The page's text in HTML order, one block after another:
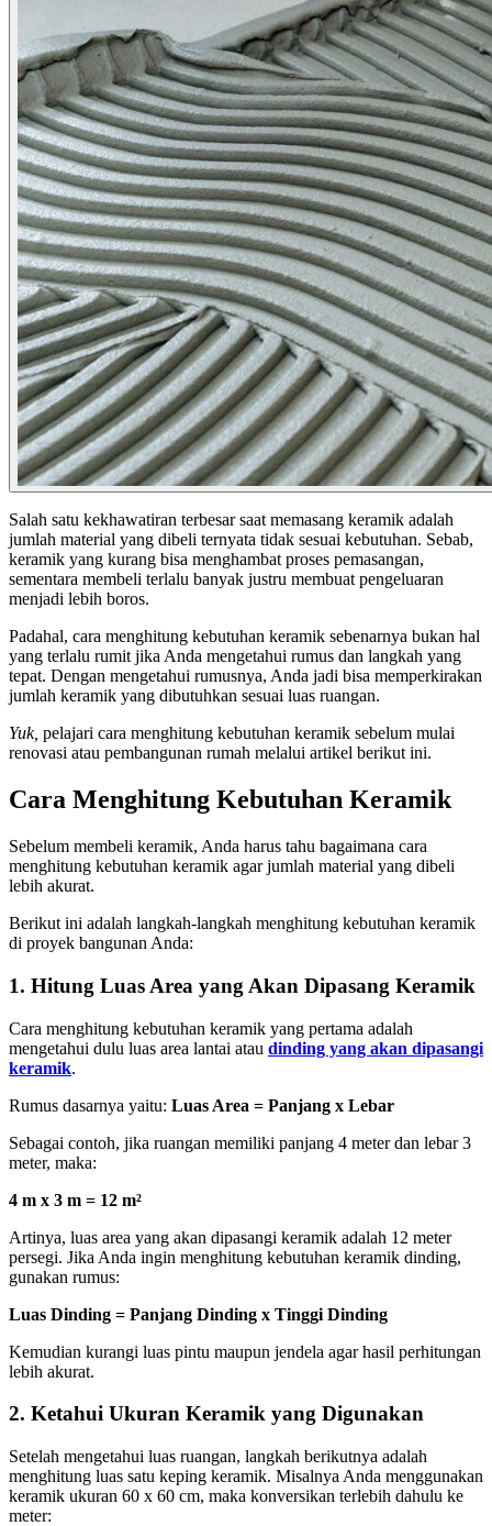
Salah satu kekhawatiran terbesar saat memasang keramik adalah
jumlah material yang dibeli ternyata tidak sesuai kebutuhan. Sebab,
keramik yang kurang bisa menghambat proses pemasangan,
sementara membeli terlalu banyak justru membuat pengeluaran
menjadi lebih boros.
Padahal, cara menghitung kebutuhan keramik sebenarnya bukan hal
yang terlalu rumit jika Anda mengetahui rumus dan langkah yang
tepat. Dengan mengetahui rumusnya, Anda jadi bisa memperkirakan
jumlah keramik yang dibutuhkan sesuai luas ruangan.
Yuk, pelajari cara menghitung kebutuhan keramik sebelum mulai
renovasi atau pembangunan rumah melalui artikel berikut ini.
Cara Menghitung Kebutuhan Keramik
Sebelum membeli keramik, Anda harus tahu bagaimana cara
menghitung kebutuhan keramik agar jumlah material yang dibeli
lebih akurat.
Berikut ini adalah langkah-langkah menghitung kebutuhan keramik
di proyek bangunan Anda:
1. Hitung Luas Area yang Akan Dipasang Keramik
Cara menghitung kebutuhan keramik yang pertama adalah
mengetahui dulu luas area lantai atau dinding yang akan dipasangi
keramik.
Rumus dasarnya yaitu: Luas Area = Panjang x Lebar
Sebagai contoh, jika ruangan memiliki panjang 4 meter dan lebar 3
meter, maka:
4 m x 3 m = 12 m²
Artinya, luas area yang akan dipasangi keramik adalah 12 meter
persegi. Jika Anda ingin menghitung kebutuhan keramik dinding,
gunakan rumus:
Luas Dinding = Panjang Dinding x Tinggi Dinding
Kemudian kurangi luas pintu maupun jendela agar hasil perhitungan
lebih akurat.
2. Ketahui Ukuran Keramik yang Digunakan
Setelah mengetahui luas ruangan, langkah berikutnya adalah
menghitung luas satu keping keramik. Misalnya Anda menggunakan
keramik ukuran 60 x 60 cm, maka konversikan terlebih dahulu ke
meter: